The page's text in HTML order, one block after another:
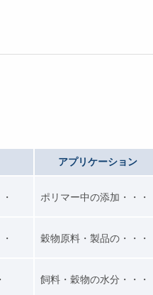
アプリケーション
ポリマー中の添加・・・
穀物原料・製品の・・・
飼料・穀物の水分・・・